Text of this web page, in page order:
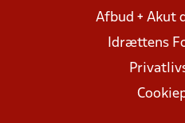
Afbud + Akut
Idrættens